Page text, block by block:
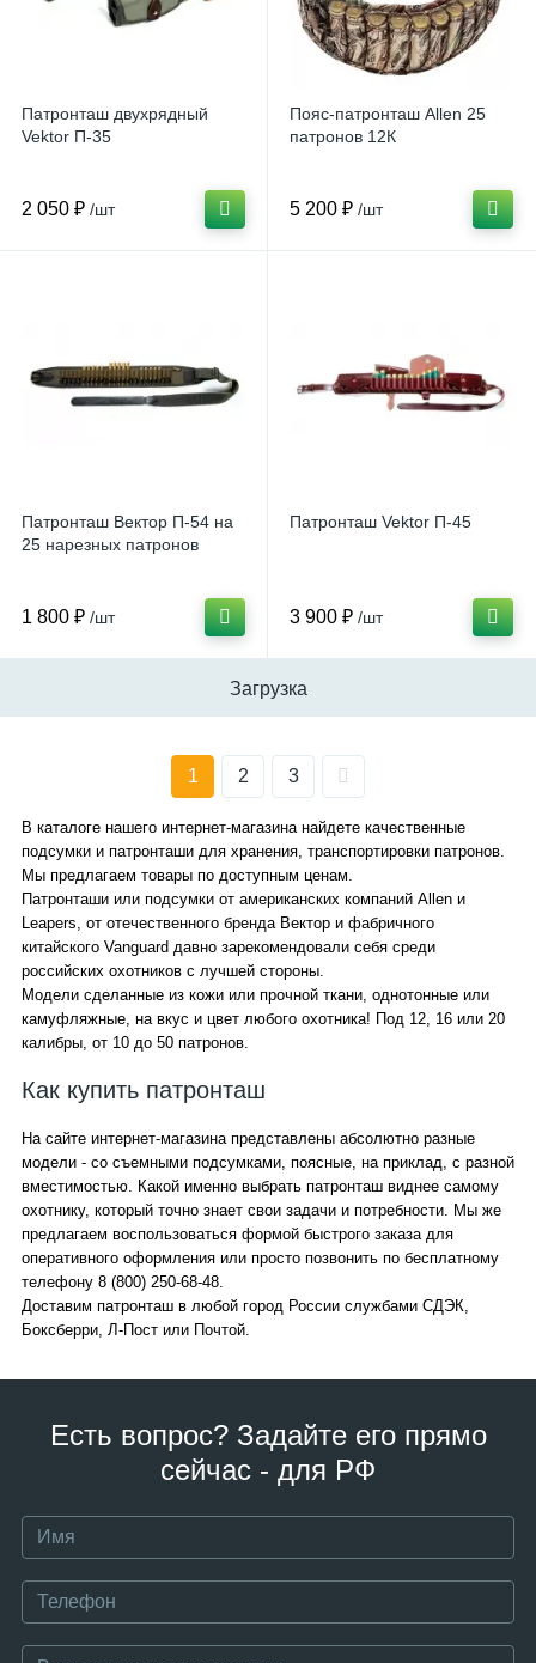
Патронташ двухрядный
Vektor П-35
2 050 ₽ /шт
Пояс-патронташ Allen 25
патронов 12К
5 200 ₽ /шт
Патронташ Вектор П-54 на
25 нарезных патронов
1 800 ₽ /шт
Патронташ Vektor П-45
3 900 ₽ /шт
Загрузка
1 2 3
В каталоге нашего интернет-магазина найдете качественные
подсумки и патронташи для хранения, транспортировки патронов.
Мы предлагаем товары по доступным ценам.
Патронташи или подсумки от американских компаний Allen и
Leapers, от отечественного бренда Вектор и фабричного
китайского Vanguard давно зарекомендовали себя среди
российских охотников с лучшей стороны.
Модели сделанные из кожи или прочной ткани, однотонные или
камуфляжные, на вкус и цвет любого охотника! Под 12, 16 или 20
калибры, от 10 до 50 патронов.
Как купить патронташ
На сайте интернет-магазина представлены абсолютно разные
модели - со съемными подсумками, поясные, на приклад, с разной
вместимостью. Какой именно выбрать патронташ виднее самому
охотнику, который точно знает свои задачи и потребности. Мы же
предлагаем воспользоваться формой быстрого заказа для
оперативного оформления или просто позвонить по бесплатному
телефону 8 (800) 250-68-48.
Доставим патронташ в любой город России службами СДЭК,
Боксберри, Л-Пост или Почтой.
Есть вопрос? Задайте его прямо
сейчас - для РФ